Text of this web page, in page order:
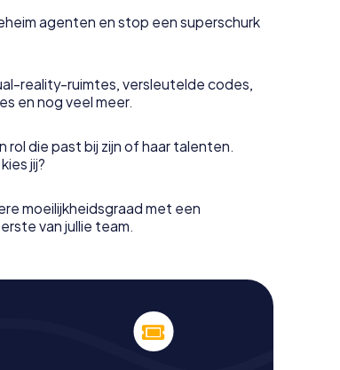
agenten en stop een superschurk
reality-ruimtes, versleutelde codes,
en nog veel meer.
rol die past bij zijn of haar talenten.
jij?
moeilijkheidsgraad met een
van jullie team.